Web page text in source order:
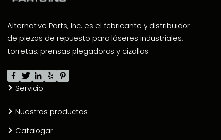
Alternative Parts, Inc. es el fabricante y distribuidor
de piezas de repuesto para láseres industriales,
torretas, prensas plegadoras y cizallas.
Servicio
Nuestros productos
Catalogar